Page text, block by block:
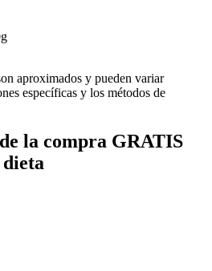
aproximados y pueden variar
específicas y los métodos de
la compra GRATIS